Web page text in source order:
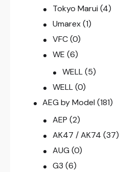
Tokyo Marui (4)
Umarex (1)
VFC (0)
WE (6)
WELL (5)
WELL (0)
AEG by Model (181)
AEP (2)
AK47 / AK74 (37)
AUG (0)
G3 (6)